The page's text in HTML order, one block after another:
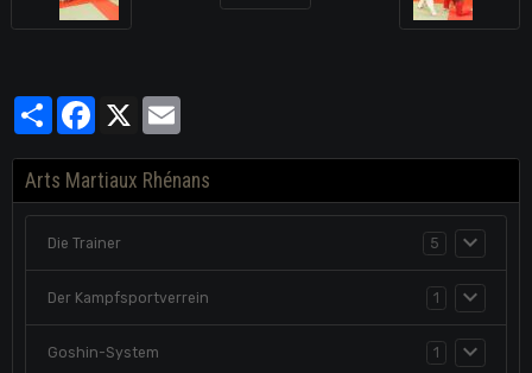
PartagerFacebook
Arts Martiaux Rhénans
Die Trainer 5
Der Kampfsportverrein 1
Goshin-System 1